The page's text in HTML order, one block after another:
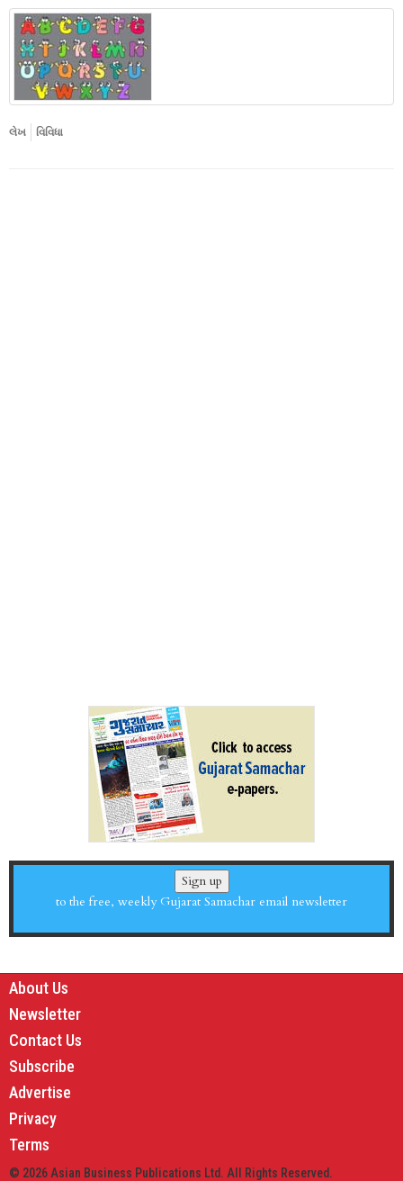
લેખ વિવિધા
Sign up
to the free, weekly Gujarat Samachar email newsletter
About Us
Newsletter
Contact Us
Subscribe
Advertise
Privacy
Terms
© 2026 Asian Business Publications Ltd. All Rights Reserved.